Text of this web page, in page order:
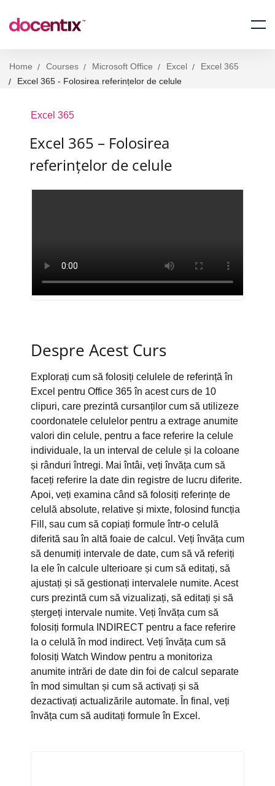
Home Courses Microsoft Office Excel
Excel 365
Excel 365 - Folosirea referințelor de celule
Excel 365
Excel 365 – Folosirea
referințelor de celule
Despre Acest Curs
Explorați cum să folosiți celulele de referință în
Excel pentru Office 365 în acest curs de 10
clipuri, care prezintă cursanților cum să utilizeze
coordonatele celulelor pentru a extrage anumite
valori din celule, pentru a face referire la celule
individuale, la un interval de celule și la coloane
și rânduri întregi. Mai întâi, veți învăța cum să
faceți referire la date din registre de lucru diferite.
Apoi, veți examina când să folosiți referințe de
celulă absolute, relative și mixte, folosind funcția
Fill, sau cum să copiați formule într-o celulă
diferită sau în altă foaie de calcul. Veți învăța cum
să denumiți intervale de date, cum să vă referiți
la ele în calcule ulterioare și cum să editați, să
ajustați și să gestionați intervalele numite. Acest
curs prezintă cum să vizualizați, să editați și să
ștergeți intervale numite. Veți învăța cum să
folosiți formula INDIRECT pentru a face referire
la o celulă în mod indirect. Veți învăța cum să
folosiți Watch Window pentru a monitoriza
anumite intrări de date din foi de calcul separate
în mod simultan și cum să activați și să
dezactivați actualizările automate. În final, veți
învăța cum să auditați formule în Excel.